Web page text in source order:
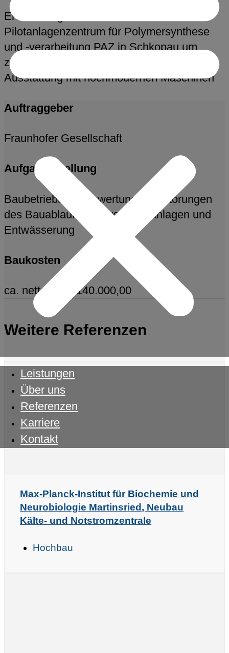
Leistungen
Über uns
Referenzen
Karriere
Kontakt
Erweiterung des Fraunhofer-
Pilotanlagenzentrum für Polymersynthese
und -verarbeitung PAZ in Schkopau um
zusätzliche 1.000 m² Nutzfläche und
Ausstattung mit hochmodernen Maschinen
Auftraggeber
Fraunhofer Gesellschaft
Aufgabenstellung
Baubetriebliche Bewertung von Störungen
des Bauablaufes Gewerk Freianlagen und
Entwässerung
Baukosten
ca. netto Euro 140.000,00
Weitere Referenzen
Max-Planck-Institut für Biochemie und
Neurobiologie Martinsried, Neubau
Kälte- und Notstromzentrale
Hochbau